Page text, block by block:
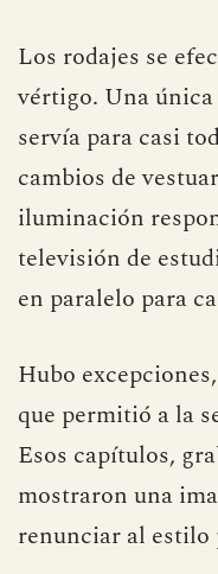
Los rodajes se
vértigo. Una
servía para casi
cambios de
iluminación
televisión de
en paralelo para
Hubo
que permitió a la
Esos capítulos,
mostraron una
renunciar al estilo